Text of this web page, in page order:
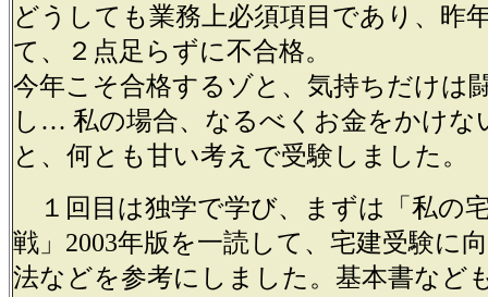
どうしても業務上必須項目であり、昨
て、２点足らずに不合格。
今年こそ合格するゾと、気持ちだけは
し… 私の場合、なるべくお金をかけな
と、何とも甘い考えで受験しました。
１回目は独学で学び、まずは「私の
戦」2003年版を一読して、宅建受験に
法などを参考にしました。基本書など